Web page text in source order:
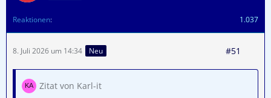
Reaktionen 1.037
8. Juli 2026 um 14:34 Neu #51
Zitat von Karl-it